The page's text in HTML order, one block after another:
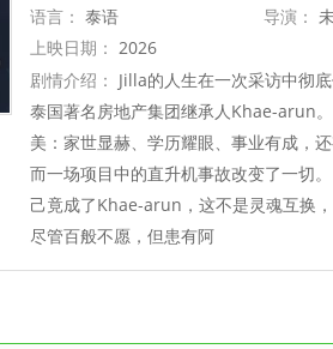
语言： 泰语 导演：
上映日期： 2026
剧情介绍： Jilla的人生在一次采访中彻
泰国著名房地产集团继承人Khae-arun
美：家世显赫、学历耀眼、事业有成，
而一场项目中的直升机事故改变了一
己竟成了Khae-arun，这不是灵魂互换
尽管百般不愿，但患有阿